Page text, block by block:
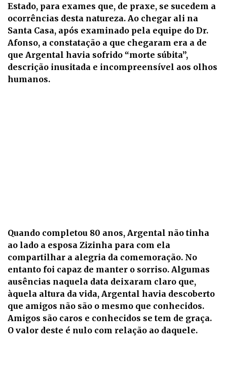
Estado, para exames que, de praxe, se sucedem a
ocorrências desta natureza. Ao chegar ali na
Santa Casa, após examinado pela equipe do Dr.
Afonso, a constatação a que chegaram era a de
que Argental havia sofrido “morte súbita”,
descrição inusitada e incompreensível aos olhos
humanos.
Quando completou 80 anos, Argental não tinha
ao lado a esposa Zizinha para com ela
compartilhar a alegria da comemoração. No
entanto foi capaz de manter o sorriso. Algumas
ausências naquela data deixaram claro que,
àquela altura da vida, Argental havia descoberto
que amigos não são o mesmo que conhecidos.
Amigos são caros e conhecidos se tem de graça.
O valor deste é nulo com relação ao daquele.